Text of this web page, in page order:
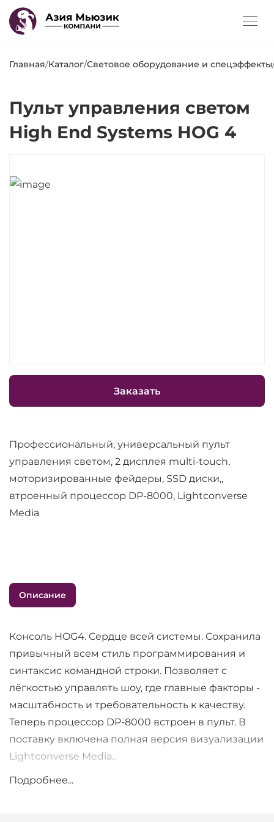
Главная/Каталог/Световое оборудование и спецэффекты
Пульт управления светом
High End Systems HOG 4
Заказать
Профессиональный, универсальный пульт
управления светом, 2 дисплея multi-touch,
моторизированные фейдеры, SSD диски,,
втроенный процессор DP-8000, Lightconverse
Media
Описание
Консоль HOG4. Сердце всей системы. Сохранила
привычный всем стиль программирования и
синтаксис командной строки. Позволяет с
лёгкостью управлять шоу, где главные факторы -
масштабность и требовательность к качеству.
Теперь процессор DP-8000 встроен в пульт. В
поставку включена полная версия визуализации
Lightconverse Media..
Подробнее...